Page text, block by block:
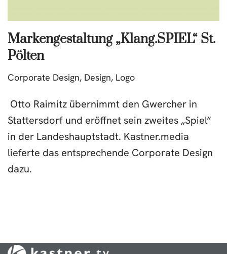
Markengestaltung „Klang.SPIEL“ St.
Pölten
Corporate Design, Design, Logo
Otto Raimitz übernimmt den Gwercher in
Stattersdorf und eröffnet sein zweites „Spiel“
in der Landeshauptstadt. Kastner.media
lieferte das entsprechende Corporate Design
dazu.